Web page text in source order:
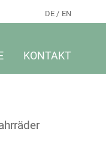
DE EN
KONTAKT